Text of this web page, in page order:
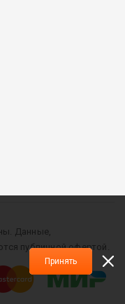
Принять
Данные,
публичной офертой.